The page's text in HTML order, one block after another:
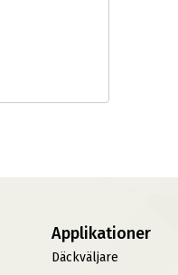
Applikationer
Däckväljare